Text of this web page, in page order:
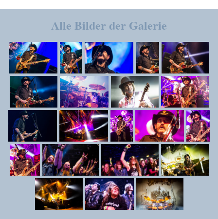
Alle Bilder der Galerie